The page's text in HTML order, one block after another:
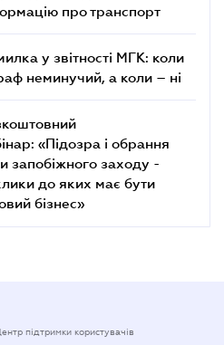
про транспорт
у звітності МГК: коли
неминучий, а коли – ні
«Підозра і обрання
запобіжного заходу -
до яких має бути
бізнес»
підтримки користувачів